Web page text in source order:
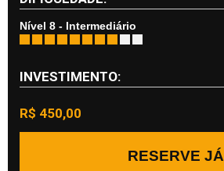
Nível 8 - Intermediário
INVESTIMENTO:
R$ 450,00
RESERVE JÁ